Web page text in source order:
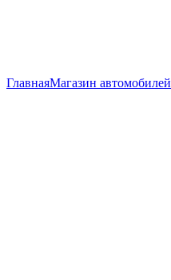
ГлавнаяМагазин автомобилей